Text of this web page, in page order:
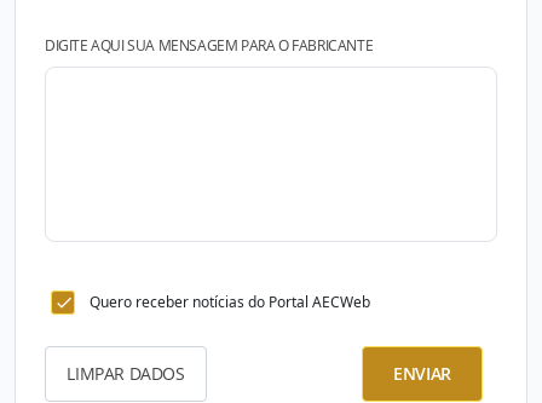
DIGITE AQUI SUA MENSAGEM PARA O FABRICANTE
Quero receber notícias do Portal AECWeb
LIMPAR DADOS ENVIAR